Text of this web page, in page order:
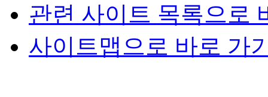
관련 사이트 목록으로
사이트맵으로 바로 가